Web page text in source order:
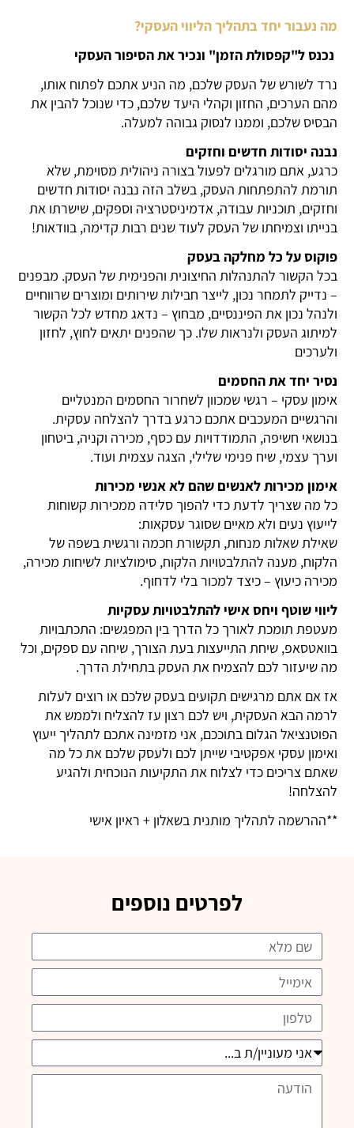
מה נעבור יחד בתהליך הליווי העסקי?
נכנס ל"קפסולת הזמן" ונכיר את הסיפור העסקי
נרד לשורש של העסק שלכם, מה הניע אתכם לפתוח אותו,
מהם הערכים, החזון וקהלי היעד שלכם, כדי שנוכל להבין את
הבסיס שלכם, וממנו לנסוק גבוהה למעלה.
נבנה יסודות חדשים וחזקים
כרגע, אתם מורגלים לפעול בצורה ניהולית מסוימת, שלא
תורמת להתפתחות העסק, בשלב הזה נבנה יסודות חדשים
וחזקים, תוכניות עבודה, אדמיניסטרציה וספקים, שישרתו את
בנייתו וצמיחתו של העסק לעוד שנים רבות קדימה, בוודאות!
פוקוס על כל מחלקה בעסק
בכל הקשור להתנהלות החיצונית והפנימית של העסק. מבפנים
– נדייק לתמחר נכון, לייצר חבילות שירותים ומוצרים שרווחיים
ולנהל נכון את הפיננסיים, מבחוץ – נדאג מחדש לכל הקשור
למיתוג העסק ולנראות שלו. כך שהפנים יתאים לחוץ, לחזון
ולערכים
נסיר יחד את החסמים
אימון עסקי – רגשי שמכוון לשחרור החסמים המנטליים
והרגשיים המעכבים אתכם כרגע בדרך להצלחה עסקית.
בנושאי חשיפה, התמודדויות עם כסף, מכירה וקניה, ביטחון
וערך עצמי, שיח פנימי שלילי, הצגה עצמית ועוד.
אימון מכירות לאנשים שהם לא אנשי מכירות
כל מה שצריך לדעת כדי להפוך סלידה ממכירות קשוחות
לייעוץ נעים ולא מאיים שסוגר עסקאות:
שאילת שאלות מנחות, תקשורת חכמה ורגשית בשפה של
הלקוח, מענה להתלבטויות הלקוח, סימולציות לשיחות מכירה,
מכירה כיעוץ – כיצד למכור בלי לדחוף.
ליווי שוטף ויחס אישי להתלבטויות עסקיות
מעטפת תומכת לאורך כל הדרך בין המפגשים: התכתבויות
בוואטסאפ, שיחת התייעצות בעת הצורך, שיחה עם ספקים, וכל
מה שיעזור לכם להצמיח את העסק בתחילת הדרך.
אז אם אתם מרגישים תקועים בעסק שלכם או רוצים לעלות
לרמה הבא העסקית, ויש לכם רצון עז להצליח ולממש את
הפוטנציאל הגלום בתוככם, אני מזמינה אתכם לתהליך ייעוץ
ואימון עסקי אפקטיבי שייתן לכם ולעסק שלכם את כל מה
שאתם צריכים כדי לצלוח את התקיעות הנוכחית ולהגיע
להצלחה!
**ההרשמה לתהליך מותנית בשאלון + ראיון אישי
לפרטים נוספים
שם
אימייל
טלפון
אני
מעוניין/ת
ב...
הודעה